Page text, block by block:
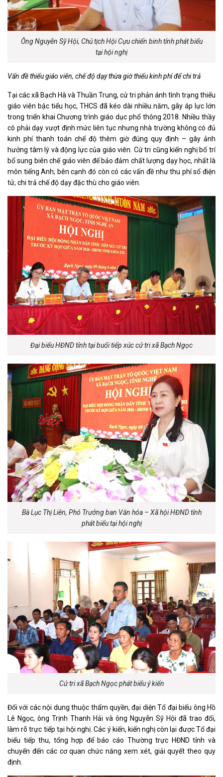
Ông Nguyễn Sỹ Hội, Chủ tịch Hội Cựu chiến binh tỉnh phát biểu
tại hội nghị
Vấn đề thiếu giáo viên, chế độ dạy thừa giờ thiếu kinh phí để chi trả
Tại các xã Bạch Hà và Thuần Trung, cử tri phản ánh tình trạng thiếu
giáo viên bậc tiểu học, THCS đã kéo dài nhiều năm, gây áp lực lớn
trong triển khai Chương trình giáo dục phổ thông 2018. Nhiều thầy
cô phải dạy vượt định mức liên tục nhưng nhà trường không có đủ
kinh phí thanh toán chế độ thêm giờ đúng quy định – gây ảnh
hưởng tâm lý và động lực của giáo viên. Cử tri cũng kiến nghị bố trí
bổ sung biên chế giáo viên để bảo đảm chất lượng dạy học, nhất là
môn tiếng Anh; bên cạnh đó còn có các vấn đề như thu phí sổ điện
tử, chi trả chế độ dạy đặc thù cho giáo viên.
Đại biểu HĐND tỉnh tại buổi tiếp xúc cử tri xã Bạch Ngọc
Bà Lục Thị Liên, Phó Trưởng ban Văn hóa – Xã hội HĐND tỉnh
phát biểu tại hội nghị
Cử tri xã Bạch Ngọc phát biểu ý kiến
Đối với các nội dung thuộc thẩm quyền, đại diện Tổ đại biểu ông Hồ
Lê Ngọc, ông Trịnh Thanh Hải và ông Nguyễn Sỹ Hội đã trao đổi,
làm rõ trực tiếp tại hội nghị. Các ý kiến, kiến nghị còn lại được Tổ đại
biểu tiếp thu, tổng hợp để báo cáo Thường trực HĐND tỉnh và
chuyển đến các cơ quan chức năng xem xét, giải quyết theo quy
định.